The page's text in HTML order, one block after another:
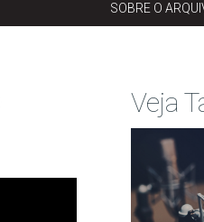
SOBRE O
Veja